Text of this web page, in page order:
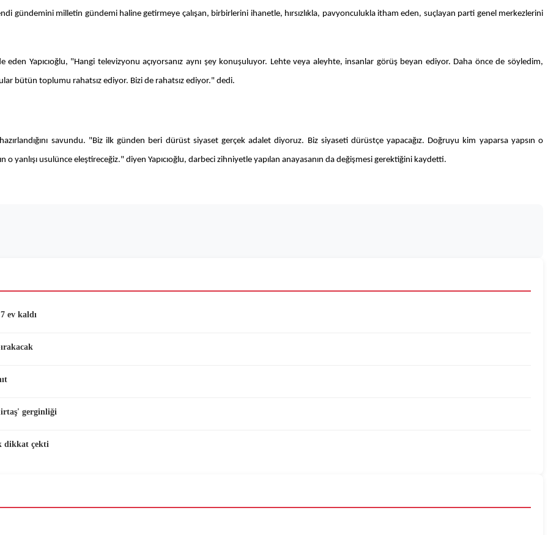
gündemini milletin gündemi haline getirmeye çalışan, birbirlerini ihanetle, hırsızlıkla, pavyonculukla itham eden, suçlayan parti genel merkezlerini
Yapıcıoğlu, "Hangi televizyonu açıyorsanız aynı şey konuşuluyor. Lehte veya aleyhte, insanlar görüş beyan ediyor. Daha önce de söyledim,
bütün toplumu rahatsız ediyor. Bizi de rahatsız ediyor." dedi.
savundu. "Biz ilk günden beri dürüst siyaset gerçek adalet diyoruz. Biz siyaseti dürüstçe yapacağız. Doğruyu kim yaparsa yapsın o
o yanlışı usulünce eleştireceğiz." diyen Yapıcıoğlu, darbeci zihniyetle yapılan anayasanın da değişmesi gerektiğini kaydetti.
ev kaldı
gerginliği
dikkat çekti